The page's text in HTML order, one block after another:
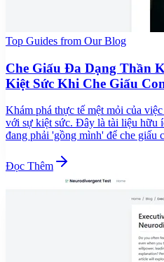
Top Guides from Our Blog
Che Giấu Đa Dạng Thần
Kiệt Sức Khi Che Giấu
Khám phá thực tế mệt mỏi của
với sự kiệt sức. Đây là tài liệu hữu
đang phải 'gồng mình' để che giấu
Đọc Thêm